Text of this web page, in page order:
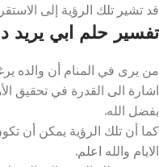
قد تشير تلك الرؤية إلى
تفسير حلم ابي يريد
من يرى في المنام أن والده
اشارة الى القدرة في تحقيق
بفضل الله.
كما أن تلك الرؤية يمكن أن
الايام والله اعلم.